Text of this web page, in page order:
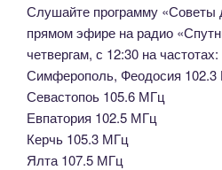
Слушайте программу «Советы
прямом эфире на радио
четвергам, с 12:30 на частотах:
Симферополь, Феодосия
Севастопоь 105.6 МГц
Евпатория 102.5 МГц
Керчь 105.3 МГц
Ялта 107.5 МГц